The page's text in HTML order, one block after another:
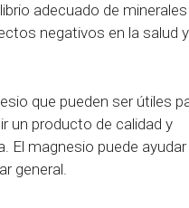
adecuado de
negativos en la salud
que pueden ser útiles
un producto de calidad y
El magnesio puede ayudar
general.